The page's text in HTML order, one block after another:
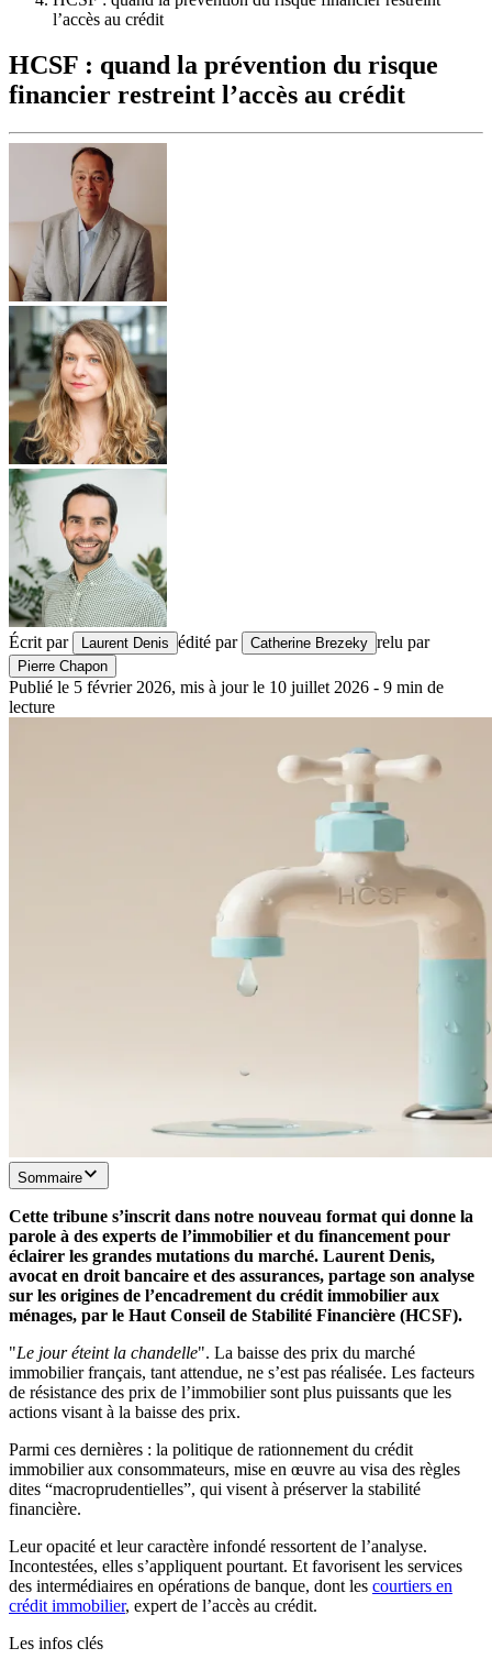
l’accès au crédit
HCSF : quand la prévention du risque
financier restreint l’accès au crédit
Écrit par Laurent Denis édité par Catherine Brezeky relu par
Pierre Chapon
Publié le 5 février 2026, mis à jour le 10 juillet 2026 - 9 min de
lecture
Sommaire
Cette tribune s’inscrit dans notre nouveau format qui donne la
parole à des experts de l’immobilier et du financement pour
éclairer les grandes mutations du marché. Laurent Denis,
avocat en droit bancaire et des assurances, partage son analyse
sur les origines de l’encadrement du crédit immobilier aux
ménages, par le Haut Conseil de Stabilité Financière (HCSF).
"Le jour éteint la chandelle". La baisse des prix du marché
immobilier français, tant attendue, ne s’est pas réalisée. Les facteurs
de résistance des prix de l’immobilier sont plus puissants que les
actions visant à la baisse des prix.
Parmi ces dernières : la politique de rationnement du crédit
immobilier aux consommateurs, mise en œuvre au visa des règles
dites “macroprudentielles”, qui visent à préserver la stabilité
financière.
Leur opacité et leur caractère infondé ressortent de l’analyse.
Incontestées, elles s’appliquent pourtant. Et favorisent les services
des intermédiaires en opérations de banque, dont les courtiers en
crédit immobilier, expert de l’accès au crédit.
Les infos clés